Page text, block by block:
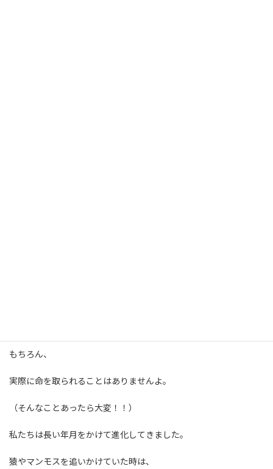
もちろん、
実際に命を取られることはありませんよ。
（そんなことあったら大変！！）
私たちは長い年月をかけて進化してきました。
猿やマンモスを追いかけていた時は、